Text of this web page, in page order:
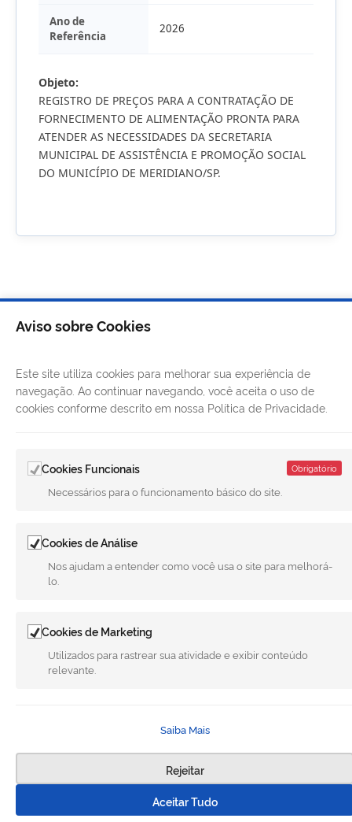
Ano de
Referência
2026
Objeto:
REGISTRO DE PREÇOS PARA A CONTRATAÇÃO DE
FORNECIMENTO DE ALIMENTAÇÃO PRONTA PARA
ATENDER AS NECESSIDADES DA SECRETARIA
MUNICIPAL DE ASSISTÊNCIA E PROMOÇÃO SOCIAL
DO MUNICÍPIO DE MERIDIANO/SP.
CANAIS
MUNICÍPIO DE MERIDIANO
Facebook
Twitter
LinkedIn
Instagram
Youtube
Aviso sobre Cookies
Este site utiliza cookies para melhorar sua experiência de
navegação. Ao continuar navegando, você aceita o uso de
cookies conforme descrito em nossa Política de Privacidade.
Cookies Funcionais Obrigatório
Necessários para o funcionamento básico do site.
Cookies de Análise
Nos ajudam a entender como você usa o site para melhorá-
lo.
Cookies de Marketing
Utilizados para rastrear sua atividade e exibir conteúdo
relevante.
Saiba Mais
Rejeitar
Aceitar Tudo